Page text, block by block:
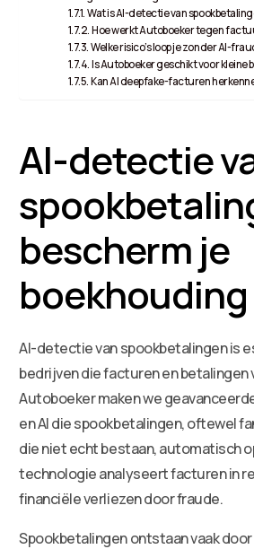
Wat is AI-detectie van
Hoe werkt Autoboeker tegen
Welke risico’s loop je zonder AI-
Is Autoboeker geschikt voor kleine
Kan AI deepfake-facturen
AI-detectie
bescherm je
boekhouding
AI-detectie van spookbetalingen is
bedrijven die facturen en betalingen
Autoboeker maken we
en AI die spookbetalingen, oftewel
die niet echt bestaan, automatisch
technologie analyseert facturen in
financiële verliezen door fraude.
Spookbetalingen ontstaan vaak